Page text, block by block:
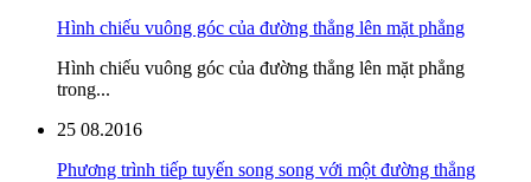
Hình chiếu vuông góc của đường thẳng lên mặt phẳng
Hình chiếu vuông góc của đường thẳng lên mặt phẳng
trong...
25 08.2016
Phương trình tiếp tuyến song song với một đường thẳng